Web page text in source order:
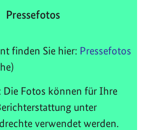
Pressefotos
finden Sie hier: Pressefotos
Die Fotos können für Ihre
unter
verwendet werden.